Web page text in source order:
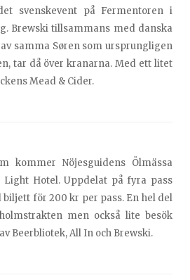
svenskevent på Fermentoren i
Brewski tillsammans med danska
samma Søren som ursprungligen
tar då över kranarna. Med ett litet
Mead & Cider.
kommer Nöjesguidens Ölmässa
Hotel. Uppdelat på fyra pass
biljett för 200 kr per pass. En hel del
men också lite besök
Beerbliotek, All In och Brewski.